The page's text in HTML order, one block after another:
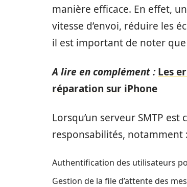
manière efficace. En effet,
vitesse d’envoi, réduire les
il est important de noter
A lire en complément : Les
réparation sur iPhone
Lorsqu’un serveur SMTP
responsabilités, notamment :
Authentification des utilisateurs
Gestion de la file d’attente des